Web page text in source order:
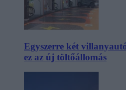
Egyszerre két
ez az új töltőállomás